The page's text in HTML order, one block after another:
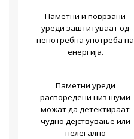
Паметни и поврзани
уреди заштитуваат од
непотребна употреба на
енергија.
Паметни уреди
распоредени низ шуми
можат да детектираат
чудно дејствување или
нелегално